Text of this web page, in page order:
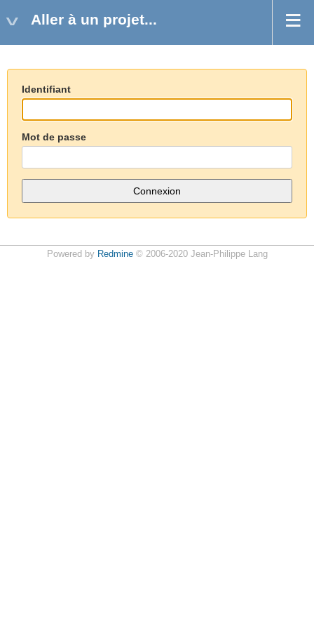
Aller à un projet...
Identifiant
Mot de passe
Powered by Redmine© 2006-2020 Jean-Philippe Lang